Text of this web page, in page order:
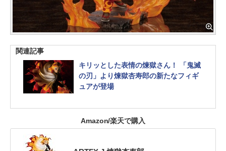
関連記事
キリッとした表情の煉獄さん！ 「鬼滅
の刃」より煉獄杏寿郎の新たなフィギ
ュアが登場
Amazon/楽天で購入